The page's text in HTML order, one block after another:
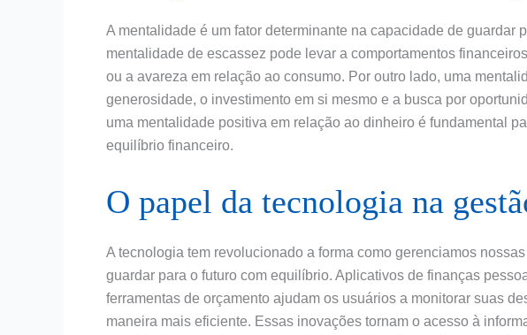
A mentalidade é um fator determinante na capacidade de guardar
mentalidade de escassez pode levar a comportamentos
ou a avareza em relação ao consumo. Por outro lado, uma
generosidade, o investimento em si mesmo e a busca por
uma mentalidade positiva em relação ao dinheiro é fundamental
equilíbrio financeiro.
O papel da tecnologia na
A tecnologia tem revolucionado a forma como gerenciamos
guardar para o futuro com equilíbrio. Aplicativos de finanças
ferramentas de orçamento ajudam os usuários a monitorar suas
maneira mais eficiente. Essas inovações tornam o acesso à